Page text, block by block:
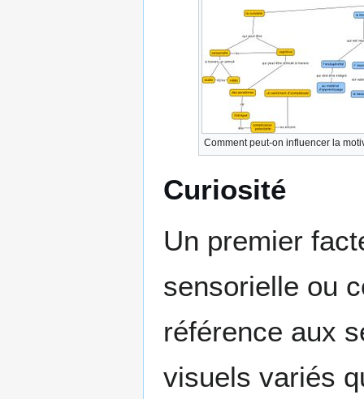
Comment peut-on influencer la
Curiosité
Un premier
sensorielle ou
référence aux
visuels variés